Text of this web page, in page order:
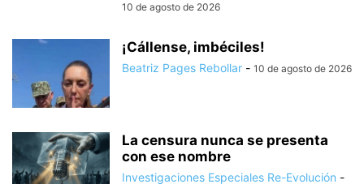
10 de agosto de 2026
¡Cállense, imbéciles!
Beatriz Pages Rebollar - 10 de agosto de 2026
La censura nunca se presenta
con ese nombre
Investigaciones Especiales Re-Evolución -